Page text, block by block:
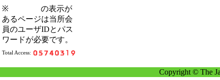
※
の表示が
あるページは当所会
員のユーザIDとパス
ワードが必要です。
Total Access:
Copyright © The